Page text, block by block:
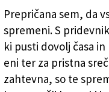
Prepričana sem, da
spremeni. S
ki pusti dovolj časa
eni ter za pristna
zahtevna, so te